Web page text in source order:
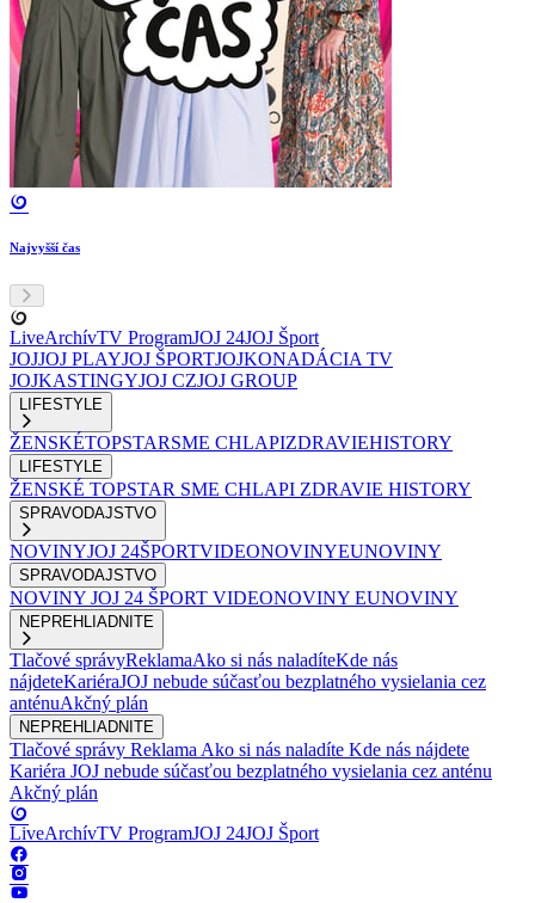
Najvyšší čas
LiveArchívTV ProgramJOJ 24JOJ Šport
JOJJOJ PLAYJOJ ŠPORTJOJKONADÁCIA TV
JOJKASTINGYJOJ CZJOJ GROUP
LIFESTYLE
ŽENSKÉTOPSTARSME CHLAPIZDRAVIEHISTORY
LIFESTYLE
ŽENSKÉ TOPSTAR SME CHLAPI ZDRAVIE HISTORY
SPRAVODAJSTVO
NOVINYJOJ 24ŠPORTVIDEONOVINYEUNOVINY
SPRAVODAJSTVO
NOVINY JOJ 24 ŠPORT VIDEONOVINY EUNOVINY
NEPREHLIADNITE
Tlačové správyReklamaAko si nás naladíteKde nás
nájdeteKariéraJOJ nebude súčasťou bezplatného vysielania cez
anténuAkčný plán
NEPREHLIADNITE
Tlačové správy ReklamaAko si nás naladíte Kde nás nájdete
Kariéra JOJ nebude súčasťou bezplatného vysielania cez anténu
Akčný plán
LiveArchívTV ProgramJOJ 24JOJ Šport